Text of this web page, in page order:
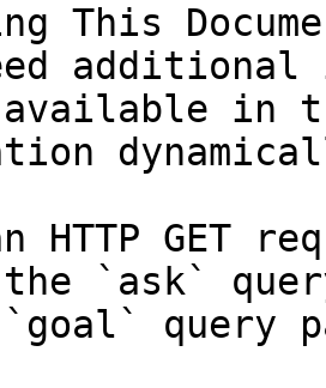
This
in
HTTP GET
the `ask`
query